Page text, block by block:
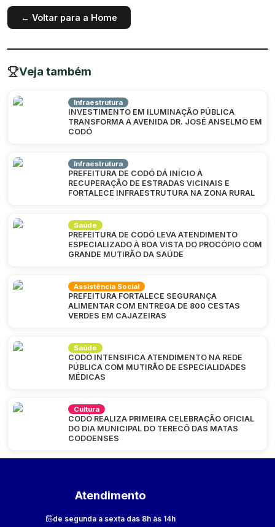
← Voltar para a Home
Veja também
Infraestrutura
INVESTIMENTO EM ILUMINAÇÃO PÚBLICA
TRANSFORMA A AVENIDA DR. JOSÉ ANSELMO EM
CODÓ
Infraestrutura
PREFEITURA DE CODÓ DÁ INÍCIO À
RECUPERAÇÃO DE ESTRADAS VICINAIS E
FORTALECE INFRAESTRUTURA NA ZONA RURAL
Saúde
PREFEITURA DE CODÓ LEVA ATENDIMENTO
ESPECIALIZADO À BOA VISTA DO PROCÓPIO COM
GRANDE MUTIRÃO DA SAÚDE
Assistência Social
PREFEITURA FORTALECE SEGURANÇA
ALIMENTAR COM ENTREGA DE 800 CESTAS
VERDES EM CAJAZEIRAS
Saúde
CODÓ INTENSIFICA ATENDIMENTO NA REDE
PÚBLICA COM MUTIRÃO DE ESPECIALIDADES
MÉDICAS
Cultura
CODÓ REALIZA PRIMEIRA CELEBRAÇÃO OFICIAL
DO DIA MUNICIPAL DO TERECÔ DAS MATAS
CODOENSES
Atendimento
de segunda a sexta das 8h às 14h